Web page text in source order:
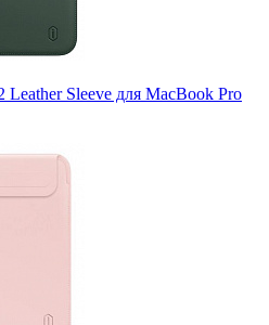
Sleeve для MacBook Pro